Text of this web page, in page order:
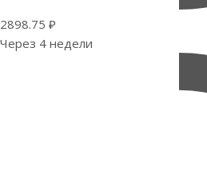
2898.75 ₽
Через 4 недели